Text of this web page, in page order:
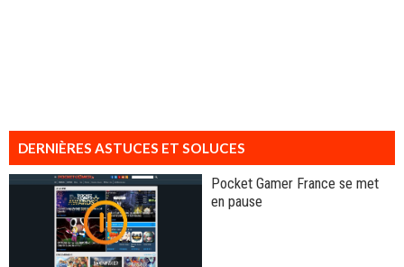
DERNIÈRES ASTUCES ET SOLUCES
Pocket Gamer France se met
en pause